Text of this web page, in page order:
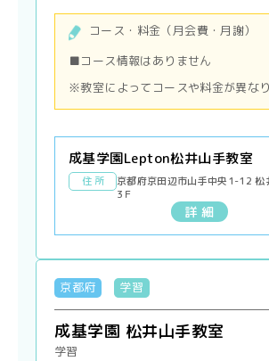
コース・料金（月会費・月謝）
■コース情報はありません
※教室によってコースや料金が異なり
成基学園Lepton松井山手教室
住 所
京都府京田辺市山手中央1-12 松
3Ｆ
詳 細
京都府 学習
成基学園 松井山手教室
学習